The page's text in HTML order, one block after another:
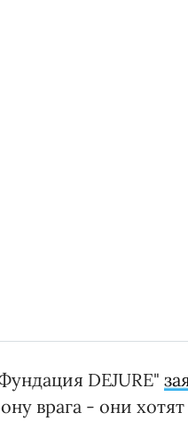
DEJURE"
врага - они хотят